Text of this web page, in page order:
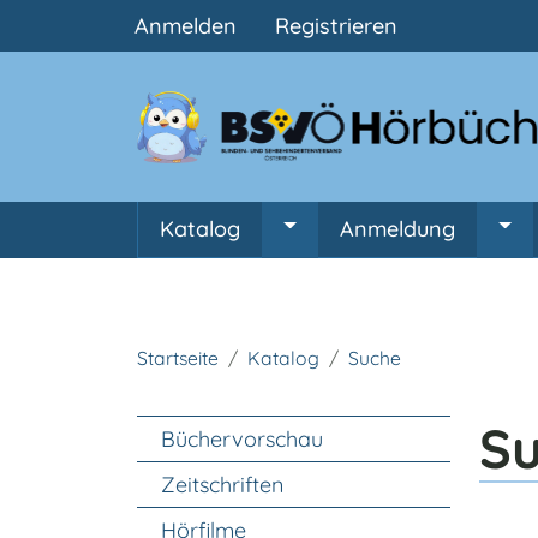
Benutzermenü
Anmelden Registrieren
Hauptnavigation
Katalog Untermenü von Katalog
Anmeldung
Startseite Katalog Suche
Unter Navigation
Büchervorschau
Zeitschriften
Hörfilme